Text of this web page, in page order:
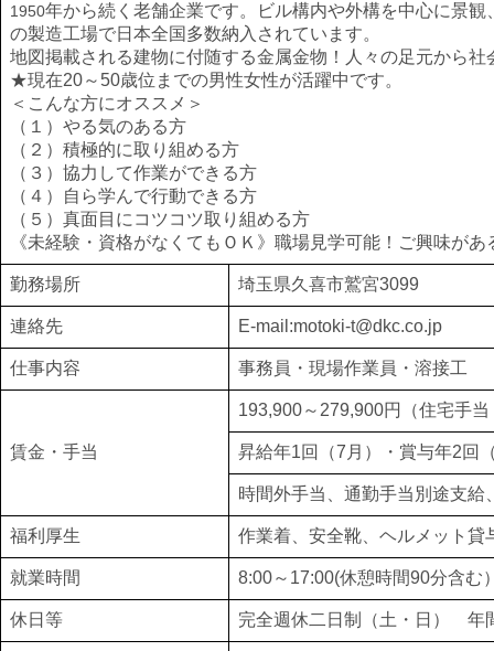
1950年から続く老舗企業です。ビル構内や外構を中心に景
の製造工場で日本全国多数納入されています。
地図掲載される建物に付随する金属金物！人々の足元から
★現在20～50歳位までの男性女性が活躍中です。
＜こんな方にオススメ＞
（１）やる気のある方
（２）積極的に取り組める方
（３）協力して作業ができる方
（４）自ら学んで行動できる方
（５）真面目にコツコツ取り組める方
《未経験・資格がなくてもＯＫ》職場見学可能！ご興味が
勤務場所 埼玉県久喜市鷲宮3099
連絡先 E-mail:motoki-t@dkc.co.jp
仕事内容 事務員・現場作業員・溶接工
賃金・手当
193,900～279,900円（住宅手
昇給年1回（7月）・賞与年2回
時間外手当、通勤手当別途支給
福利厚生 作業着、安全靴、ヘルメット貸
就業時間 8:00～17:00(休憩時間90分含む
休日等 完全週休二日制（土・日） 年